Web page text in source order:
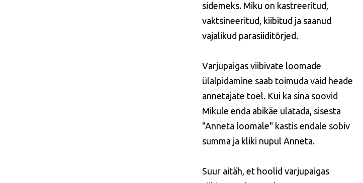
sidemeks. Miku on kastreeritud,
vaktsineeritud, kiibitud ja saanud
vajalikud parasiiditõrjed.
Varjupaigas viibivate loomade
ülalpidamine saab toimuda vaid heade
annetajate toel. Kui ka sina soovid
Mikule enda abikäe ulatada, sisesta
"Anneta loomale" kastis endale sobiv
summa ja kliki nupul Anneta.
Suur aitäh, et hoolid varjupaigas